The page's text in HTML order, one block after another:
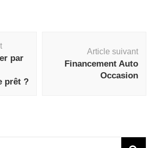
par
prêt ?
Article suivant
Financement Auto
Occasion